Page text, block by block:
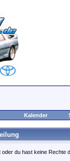
Kalender
oder du hast keine Rechte